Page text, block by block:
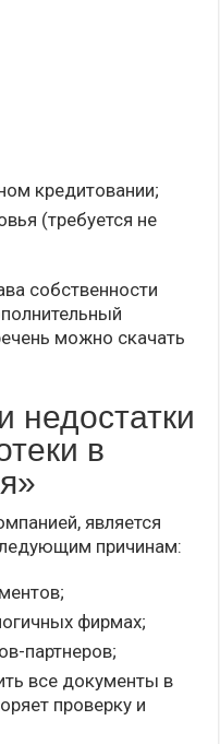
кредитовании;
(требуется не
собственности
можно скачать
недостатки
в
является
причинам:
фирмах;
партнеров;
все документы в
проверку и